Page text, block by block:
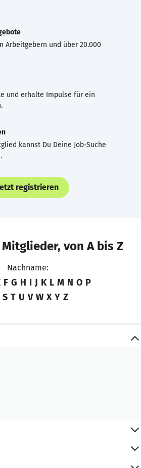
Arbeitgebern und über 20.000
und erhalte Impulse für ein
kannst Du Deine Job-Suche
registrieren
Mitglieder, von A bis Z
Nachname:
F G H I J K L M N O P
S T U V W X Y Z